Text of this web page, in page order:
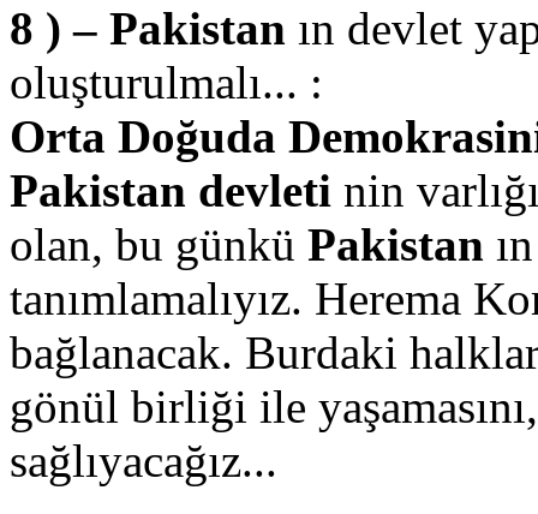
8 ) – Pakistan ın devlet
oluşturulmalı... :
Orta Doğuda
Pakistan devleti nin
olan, bu günkü Pakistan
tanımlamalıyız. Herema
bağlanacak. Burdaki
gönül birliği ile
sağlıyacağız...